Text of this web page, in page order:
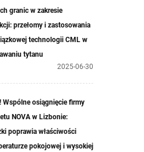
granic w zakresie
przełomy i zastosowania
technologii CML w
tytanu
2025-06-30
Wspólne osiągnięcie firmy
NOVA w Lizbonie:
poprawia właściwości
pokojowej i wysokiej